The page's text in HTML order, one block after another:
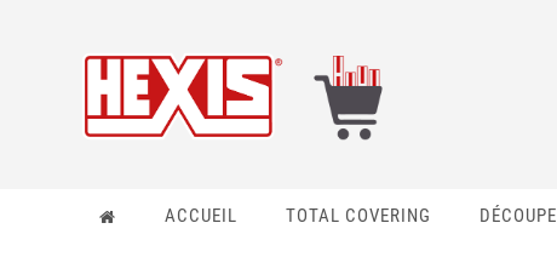
ACCUEIL TOTAL COVERING DÉCOUPE